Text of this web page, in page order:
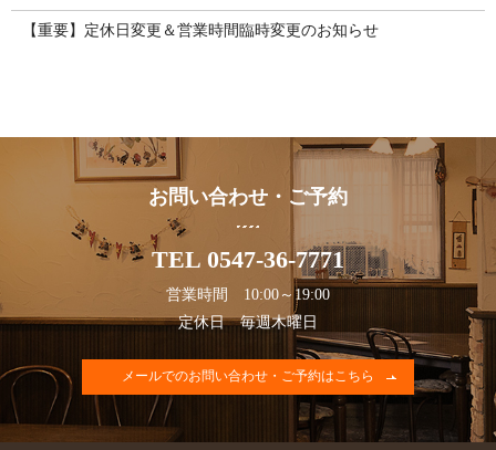
【重要】定休日変更＆営業時間臨時変更のお知らせ
お問い合わせ・ご予約
TEL 0547-36-7771
営業時間 10:00～19:00
定休日 毎週木曜日
メールでのお問い合わせ・ご予約はこちら